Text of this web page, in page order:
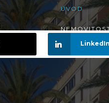
LinkedIn